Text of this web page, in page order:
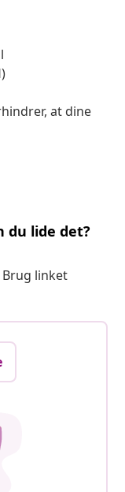
at dine
du lide det?
linket